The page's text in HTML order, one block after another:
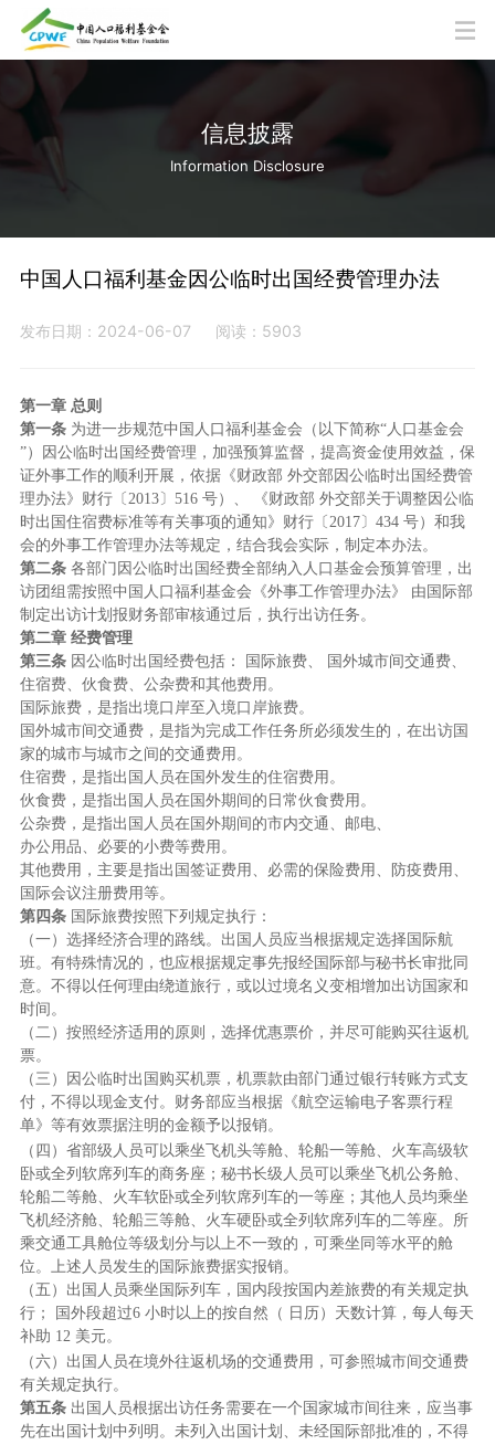
信息披露
Information Disclosure
中国人口福利基金因公临时出国经费管理办法
发布日期：2024-06-07 阅读：5903
第一章 总则
第一条为进一步规范中国人口福利基金会（以下简称“人口基金会
”）因公临时出国经费管理，加强预算监督，提高资金使用效益，保
证外事工作的顺利开展，依据《财政部 外交部因公临时出国经费管
理办法》财行〔2013〕516 号）、 《财政部 外交部关于调整因公临
时出国住宿费标准等有关事项的通知》财行〔2017〕434 号）和我
会的外事工作管理办法等规定，结合我会实际，制定本办法。
第二条各部门因公临时出国经费全部纳入人口基金会预算管理，出
访团组需按照中国人口福利基金会《外事工作管理办法》 由国际部
制定出访计划报财务部审核通过后，执行出访任务。
第二章 经费管理
第三条因公临时出国经费包括： 国际旅费、 国外城市间交通费、
住宿费、伙食费、公杂费和其他费用。
国际旅费，是指出境口岸至入境口岸旅费。
国外城市间交通费，是指为完成工作任务所必须发生的，在出访国
家的城市与城市之间的交通费用。
住宿费，是指出国人员在国外发生的住宿费用。
伙食费，是指出国人员在国外期间的日常伙食费用。
公杂费，是指出国人员在国外期间的市内交通、邮电、
办公用品、必要的小费等费用。
其他费用，主要是指出国签证费用、必需的保险费用、防疫费用、
国际会议注册费用等。
第四条国际旅费按照下列规定执行：
（一）选择经济合理的路线。出国人员应当根据规定选择国际航
班。有特殊情况的，也应根据规定事先报经国际部与秘书长审批同
意。不得以任何理由绕道旅行，或以过境名义变相增加出访国家和
时间。
（二）按照经济适用的原则，选择优惠票价，并尽可能购买往返机
票。
（三）因公临时出国购买机票，机票款由部门通过银行转账方式支
付，不得以现金支付。财务部应当根据《航空运输电子客票行程
单》等有效票据注明的金额予以报销。
（四）省部级人员可以乘坐飞机头等舱、轮船一等舱、火车高级软
卧或全列软席列车的商务座；秘书长级人员可以乘坐飞机公务舱、
轮船二等舱、火车软卧或全列软席列车的一等座；其他人员均乘坐
飞机经济舱、轮船三等舱、火车硬卧或全列软席列车的二等座。所
乘交通工具舱位等级划分与以上不一致的，可乘坐同等水平的舱
位。上述人员发生的国际旅费据实报销。
（五）出国人员乘坐国际列车，国内段按国内差旅费的有关规定执
行； 国外段超过6 小时以上的按自然（ 日历）天数计算，每人每天
补助 12 美元。
（六）出国人员在境外往返机场的交通费用，可参照城市间交通费
有关规定执行。
第五条出国人员根据出访任务需要在一个国家城市间往来，应当事
先在出国计划中列明。未列入出国计划、未经国际部批准的，不得